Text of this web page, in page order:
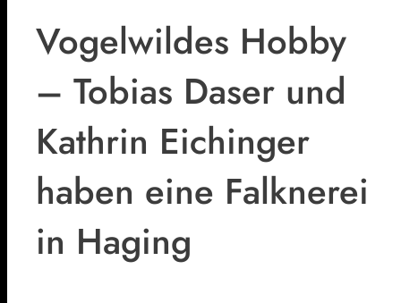
Vogelwildes Hobby
– Tobias Daser und
Kathrin Eichinger
haben eine Falknerei
in Haging